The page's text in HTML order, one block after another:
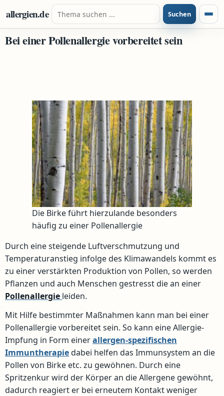
Zum Inhalt springen
allergien.de Suche nach: Suchen
Bei einer Pollenallergie vorbereitet sein
Die Birke führt hierzulande besonders
häufig zu einer Pollenallergie
Durch eine steigende Luftverschmutzung und
Temperaturanstieg infolge des Klimawandels kommt es
zu einer verstärkten Produktion von Pollen, so werden
Pflanzen und auch Menschen gestresst die an einer
Pollenallergie leiden.
Mit Hilfe bestimmter Maßnahmen kann man bei einer
Pollenallergie vorbereitet sein. So kann eine Allergie-
Impfung in Form einerallergen-spezifischen
Immuntherapiedabei helfen das Immunsystem an die
Pollen von Birke etc. zu gewöhnen. Durch eine
Spritzenkur wird der Körper an die Allergene gewöhnt,
dadurch reagiert er bei erneutem Kontakt weniger